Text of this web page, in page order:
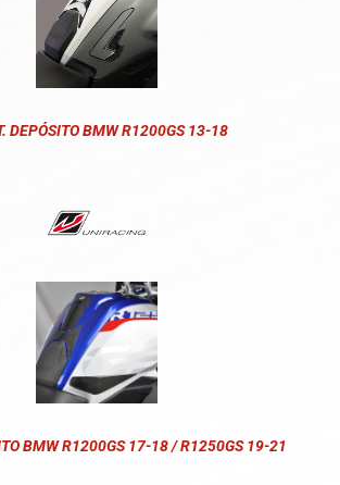
DEPÓSITO BMW R1200GS 13-18
BMW R1200GS 17-18 / R1250GS 19-21